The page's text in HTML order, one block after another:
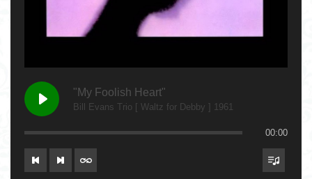
"My Foolish Heart"
Bill Evans Trio [ Waltz for Debby ] 1961
00:00